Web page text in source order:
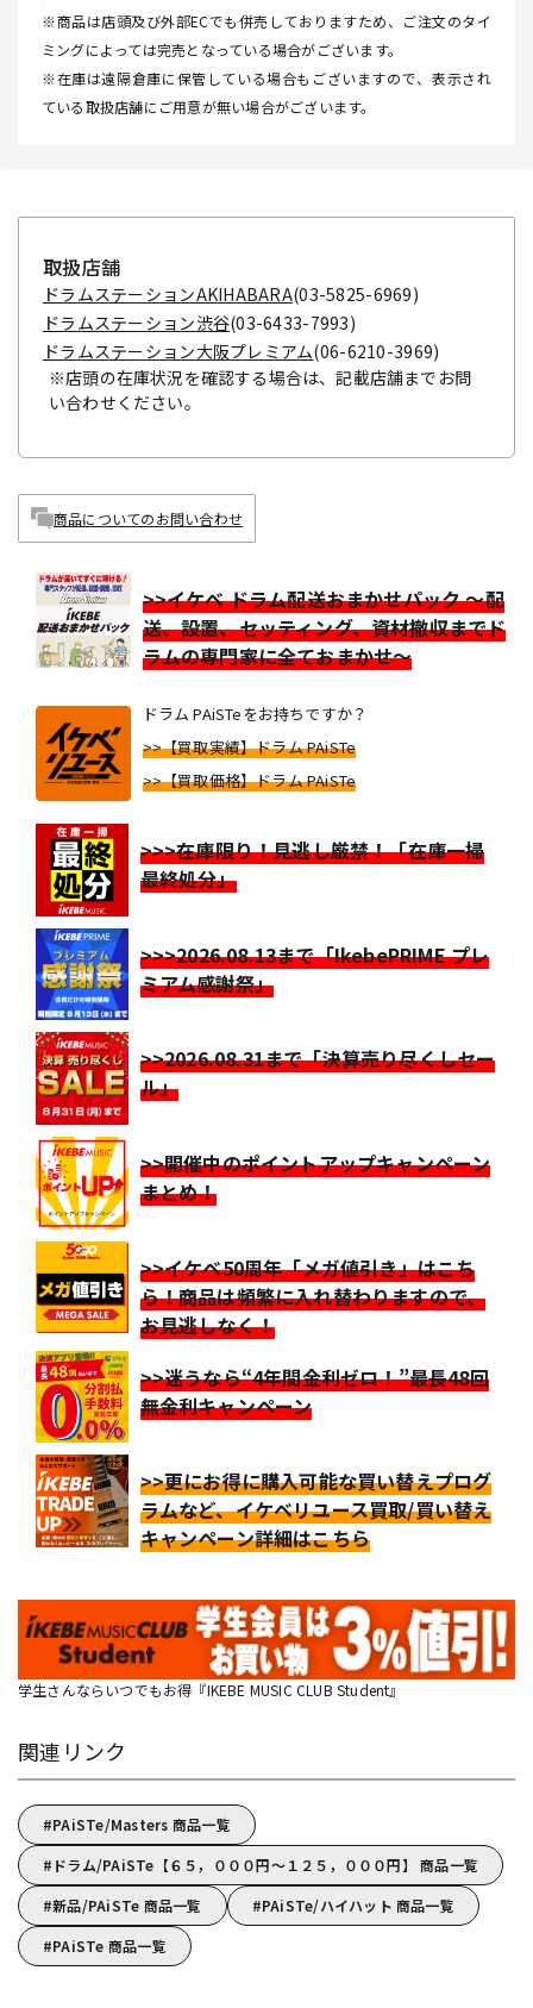
※商品は店頭及び外部ECでも併売しておりますため、ご注文のタイ
ミングによっては完売となっている場合がございます。
※在庫は遠隔倉庫に保管している場合もございますので、表示され
ている取扱店舗にご用意が無い場合がございます。
取扱店舗
ドラムステーションAKIHABARA(03-5825-6969)
ドラムステーション渋谷(03-6433-7993)
ドラムステーション大阪プレミアム(06-6210-3969)
※店頭の在庫状況を確認する場合は、記載店舗までお問
い合わせください。
商品についてのお問い合わせ
>>イケベ ドラム配送おまかせパック ～配
送、設置、セッティング、資材撤収までド
ラムの専門家に全ておまかせ～
ドラム PAiSTeをお持ちですか？
>>【買取実績】ドラム PAiSTe
>>【買取価格】ドラム PAiSTe
>>>在庫限り！見逃し厳禁！「在庫一掃
最終処分」
>>>2026.08.13まで「IkebePRIME プレ
ミアム感謝祭」
>>2026.08.31まで「決算売り尽くしセー
ル」
>>開催中のポイントアップキャンペーン
まとめ！
>>イケベ50周年「メガ値引き」はこち
ら！商品は頻繁に入れ替わりますので、
お見逃しなく！
>>迷うなら“4年間金利ゼロ！”最長48回
無金利キャンペーン
>>更にお得に購入可能な買い替えプログ
ラムなど、イケベリユース買取/買い替え
キャンペーン詳細はこちら
学生さんならいつでもお得『IKEBE MUSIC CLUB Student』
関連リンク
PAiSTe/Masters 商品一覧
ドラム/PAiSTe【６５，０００円～１２５，０００円】 商品一覧
新品/PAiSTe 商品一覧
PAiSTe/ハイハット 商品一覧
PAiSTe 商品一覧